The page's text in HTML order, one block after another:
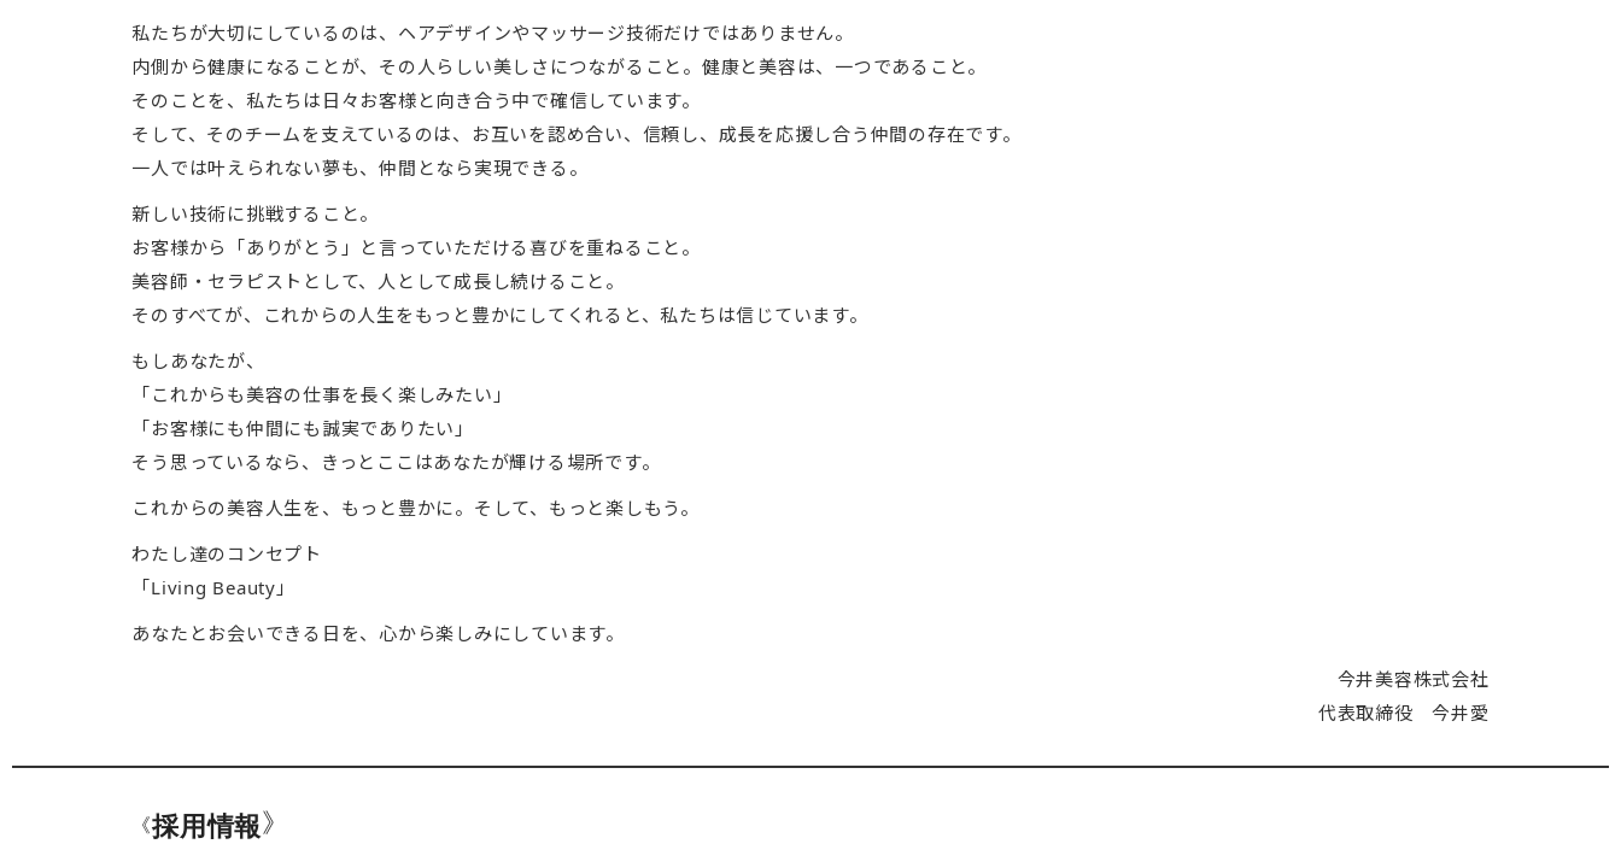
私たちが大切にしているのは、ヘアデザインやマッサージ技術だけではありません。
内側から健康になることが、その人らしい美しさにつながること。健康と美容は、一つであること。
そのことを、私たちは日々お客様と向き合う中で確信しています。
そして、そのチームを支えているのは、お互いを認め合い、信頼し、成長を応援し合う仲間の存在です。
一人では叶えられない夢も、仲間となら実現できる。
新しい技術に挑戦すること。
お客様から「ありがとう」と言っていただける喜びを重ねること。
美容師・セラピストとして、人として成長し続けること。
そのすべてが、これからの人生をもっと豊かにしてくれると、私たちは信じています。
もしあなたが、
「これからも美容の仕事を長く楽しみたい」
「お客様にも仲間にも誠実でありたい」
そう思っているなら、きっとここはあなたが輝ける場所です。
これからの美容人生を、もっと豊かに。そして、もっと楽しもう。
わたし達のコンセプト
「Living Beauty」
あなたとお会いできる日を、心から楽しみにしています。
今井美容株式会社
代表取締役 今井愛
《採用情報》